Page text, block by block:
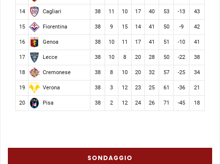
14 Cagliari 38 11 10 17 40 53 -13 43
15 Fiorentina 38 9 15 14 41 50 -9 42
16 Genoa 38 10 11 17 41 51 -10 41
17 Lecce 38 10 8 20 28 50 -22 38
18 Cremonese 38 8 10 20 32 57 -25 34
19 Verona 38 3 12 23 25 61 -36 21
20 Pisa 38 2 12 24 26 71 -45 18
SONDAGGIO